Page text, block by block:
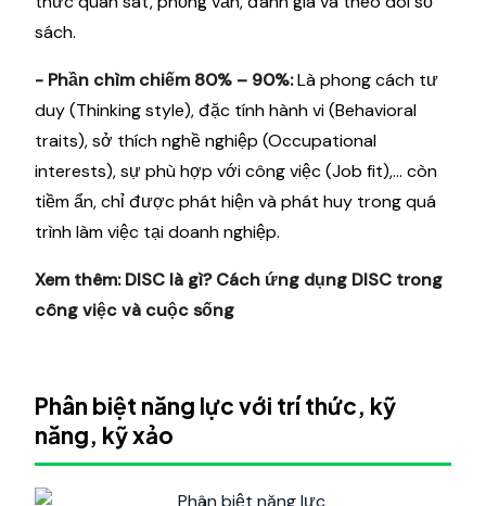
sách.
- Phần chìm chiếm 80% – 90%:Là phong cách tư
duy (Thinking style), đặc tính hành vi (Behavioral
traits), sở thích nghề nghiệp (Occupational
interests), sự phù hợp với công việc (Job fit),… còn
tiềm ẩn, chỉ được phát hiện và phát huy trong quá
trình làm việc tại doanh nghiệp.
Xem thêm:DISC là gì? Cách ứng dụng DISC trong
công việc và cuộc sống
Phân biệt năng lực với trí thức, kỹ
năng, kỹ xảo